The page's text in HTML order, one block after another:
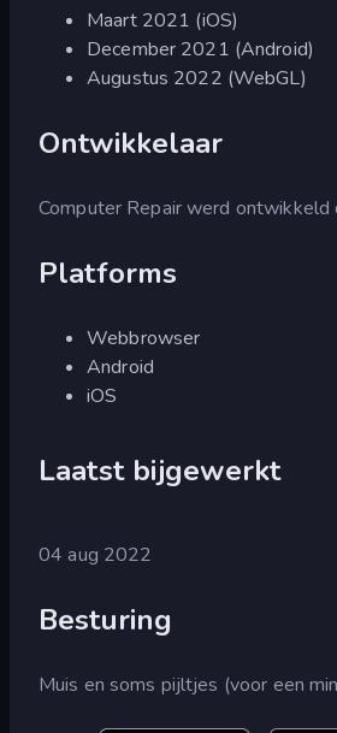
Maart 2021 (iOS)
December 2021 (Android)
Augustus 2022 (WebGL)
Ontwikkelaar
Computer Repair werd ontwikkeld
Platforms
Webbrowser
Android
iOS
Laatst bijgewerkt
04 aug 2022
Besturing
Muis en soms pijltjes (voor een